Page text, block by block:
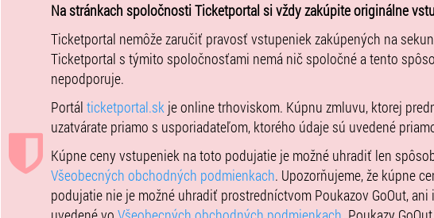
sa otvárajú 18:30hod.
Začiatok: 20:00 hod.
Miesto: Nádvorie pod holým nebom, Šimák Zámok Pezinok
Info: +421 33 79 89 000 /
VIP stôl - je možné si zakúpiť iba celý stôl pre 4 alebo 2 osoby alebo VIP ROYAL
VIP vstupenka zahŕňa : obsluha počas večera, občerstvenie počas koncertu
fľaša vína pre 2 osoby, voda.
INFORMÁCIE PRE NÁVŠTEVNÍKOV
Na stránkach spoločnosti Ticketportal si vždy zakúpite originálne
Ticketportal nemôže zaručiť pravosť vstupeniek zakúpených na
Ticketportal s týmito spoločnosťami nemá nič spoločné a tento
nepodporuje.
Portál ticketportal.skje online trhoviskom. Kúpnu zmluvu, ktorej
uzatvárate priamo s usporiadateľom, ktorého údaje sú uvedené
Kúpne ceny vstupeniek na toto podujatie je možné uhradiť len
Všeobecných obchodných podmienkach. Upozorňujeme, že kúpne
podujatie nie je možné uhradiť prostredníctvom Poukazov GoOut,